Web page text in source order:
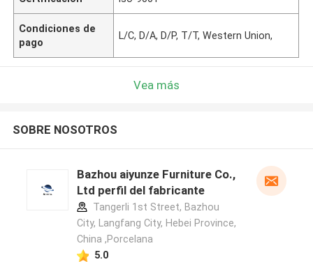
Condiciones de
pago
L/C, D/A, D/P, T/T, Western Union,
Vea más
SOBRE NOSOTROS
Bazhou aiyunze Furniture Co.,
Ltd perfil del fabricante
Tangerli 1st Street, Bazhou
City, Langfang City, Hebei Province,
China ,Porcelana
5.0